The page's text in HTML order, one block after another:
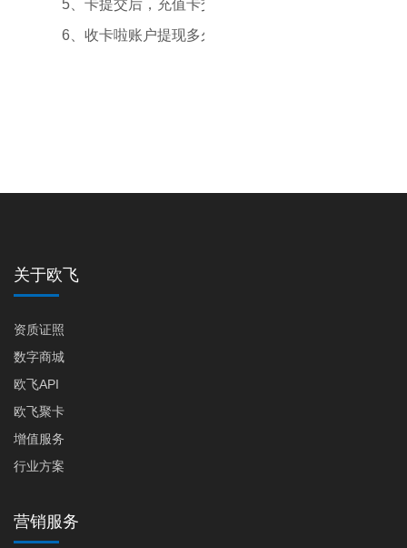
5、卡提交后，充值卡交易状态长时间显示“待售中”，
6、收卡啦账户提现多久才能到账？
关于欧飞
资质证照
数字商城
欧飞API
欧飞聚卡
增值服务
行业方案
营销服务